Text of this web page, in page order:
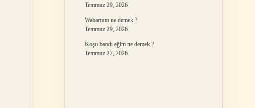
Temmuz 29, 2026
Wabartum ne demek ?
Temmuz 29, 2026
Koşu bandı eğim ne demek ?
Temmuz 27, 2026